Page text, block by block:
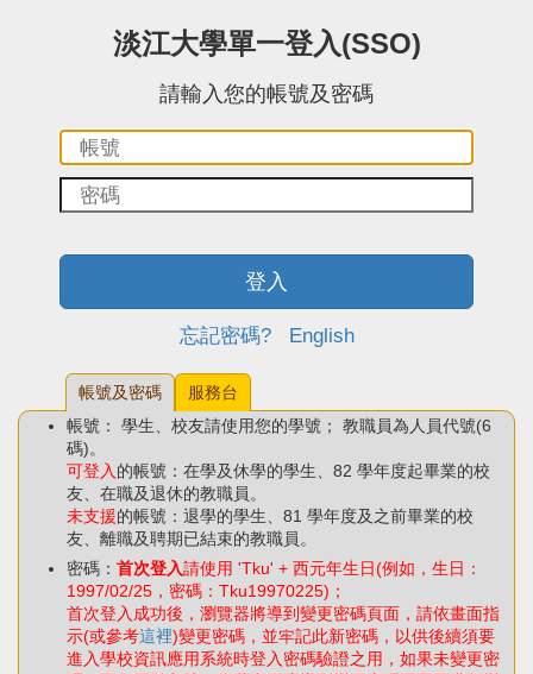
淡江大學單一登入(SSO)
請輸入您的帳號及密碼
碼：
登入
忘記密碼? English
帳號及密碼
服務台
帳號： 學生、校友請使用您的學號； 教職員為人員代號(6
碼)。
可登入 的帳號：在學及休學的學生、82 學年度起畢業的校
友、在職及退休的教職員。
未支援的帳號：退學的學生、81 學年度及之前畢業的校
友、離職及聘期已結束的教職員。
密碼： 首次登入請使用 'Tku' + 西元年生日(例如，生日：
1997/02/25，密碼：Tku19970225)；
首次登入成功後，瀏覽器將導到變更密碼頁面，請依畫面指
示(或參考這裡)變更密碼，並牢記此新密碼，以供後續須要
進入學校資訊應用系統時登入密碼驗證之用，如果未變更密